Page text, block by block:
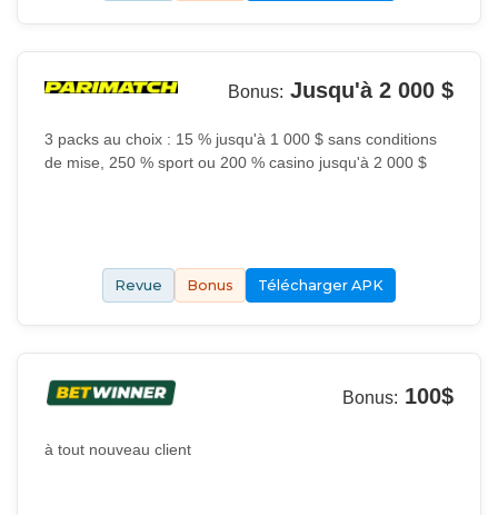
Bonus: Jusqu'à 2 000 $
3 packs au choix : 15 % jusqu'à 1 000 $ sans conditions
de mise, 250 % sport ou 200 % casino jusqu'à 2 000 $
Revue Bonus Télécharger APK
Bonus: 100$
à tout nouveau client